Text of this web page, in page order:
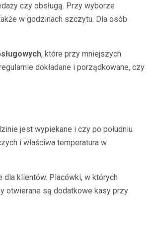
czy obsługą. Przy wyborze
w godzinach szczytu. Dla osób
, które przy mniejszych
dokładane i porządkowane, czy
jest wypiekane i czy po południu
i właściwa temperatura w
klientów. Placówki, w których
otwierane są dodatkowe kasy przy